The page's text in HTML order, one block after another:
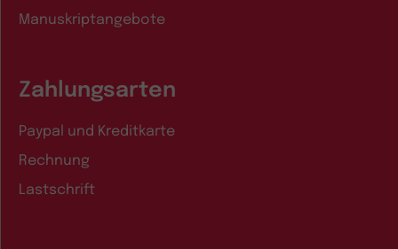
Manuskriptangebote
Zahlungsarten
Paypal und Kreditkarte
Rechnung
Lastschrift